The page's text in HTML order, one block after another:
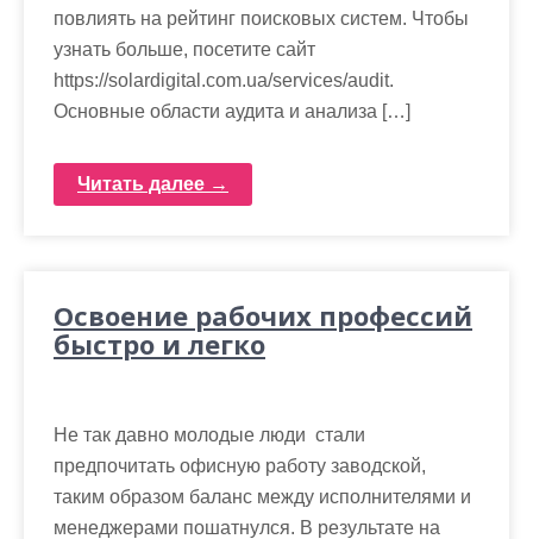
повлиять на рейтинг поисковых систем. Чтобы
узнать больше, посетите сайт
https://solardigital.com.ua/services/audit.
Основные области аудита и анализа […]
Читать далее →
Освоение рабочих профессий
быстро и легко
Не так давно молодые люди стали
предпочитать офисную работу заводской,
таким образом баланс между исполнителями и
менеджерами пошатнулся. В результате на